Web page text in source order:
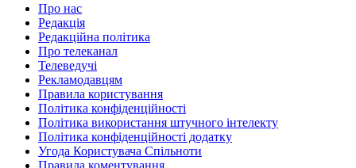
Про нас
Редакція
Редакційна політика
Про телеканал
Телеведучі
Рекламодавцям
Правила користування
Політика конфіденційності
Політика використання штучного інтелекту
Політика конфіденційності додатку
Угода Користувача Спільноти
Правила коментування